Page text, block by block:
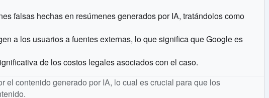
falsas hechas en resúmenes generados por IA, tratándolos como
a los usuarios a fuentes externas, lo que significa que Google es
de los costos legales asociados con el caso.
contenido generado por IA, lo cual es crucial para que los